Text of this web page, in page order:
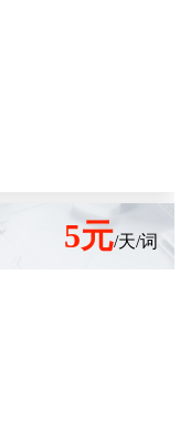
5元/天/词